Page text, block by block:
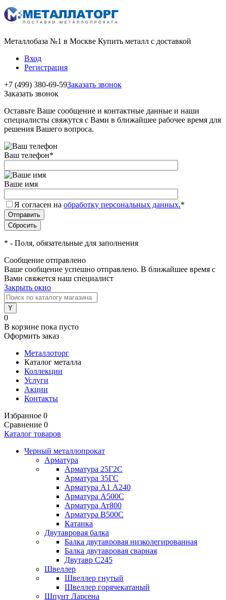
Металлобаза №1 в Москве Купить металл с доставкой
Вход
Регистрация
+7 (499) 380-69-59Заказать звонок
Заказать звонок
Оставьте Ваше сообщение и контактные данные и наши
специалисты свяжутся с Вами в ближайшее рабочее время для
решения Вашего вопроса.
Ваш телефон*
Ваше имя
Я согласен на обработку персональных данных.*
* - Поля, обязательные для заполнения
Сообщение отправлено
Ваше сообщение успешно отправлено. В ближайшее время с
Вами свяжется наш специалист
Закрыть окно
0
В корзине пока пусто
Оформить заказ
Металлоторг
Каталог металла
Коллекции
Услуги
Акции
Контакты
Избранное 0
Сравнение 0
Каталог товаров
Черный металлопрокат
Арматура
Арматура 25Г2С
Арматура 35ГС
Арматура А1 А240
Арматура А500С
Арматура Ат800
Арматура В500С
Катанка
Двутавровая балка
Балка двутавровая низколегированная
Балка двутавровая сварная
Двутавр С245
Швеллер
Швеллер гнутый
Швеллер горячекатаный
Шпунт Ларсена